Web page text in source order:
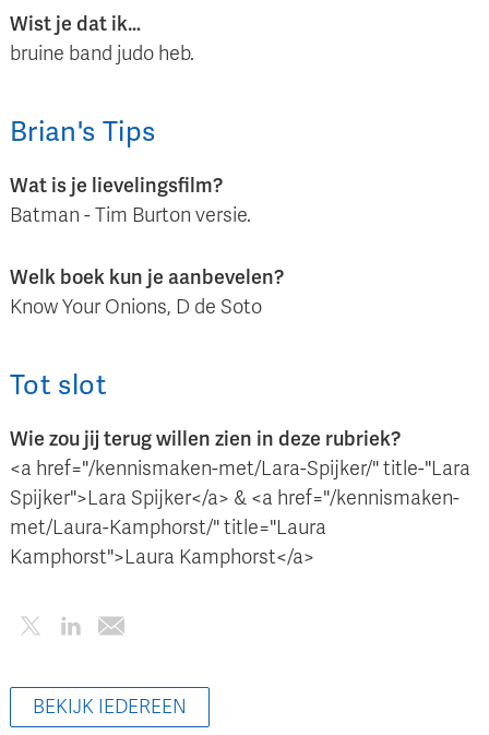
Wist je dat ik…
bruine band judo heb.
Brian's Tips
Wat is je lievelingsfilm?
Batman - Tim Burton versie.
Welk boek kun je aanbevelen?
Know Your Onions, D de Soto
Tot slot
Wie zou jij terug willen zien in deze rubriek?
<a href="/kennismaken-met/Lara-Spijker/" title-"Lara
Spijker">Lara Spijker</a> & <a href="/kennismaken-
met/Laura-Kamphorst/" title="Laura
Kamphorst">Laura Kamphorst</a>
BEKIJK IEDEREEN